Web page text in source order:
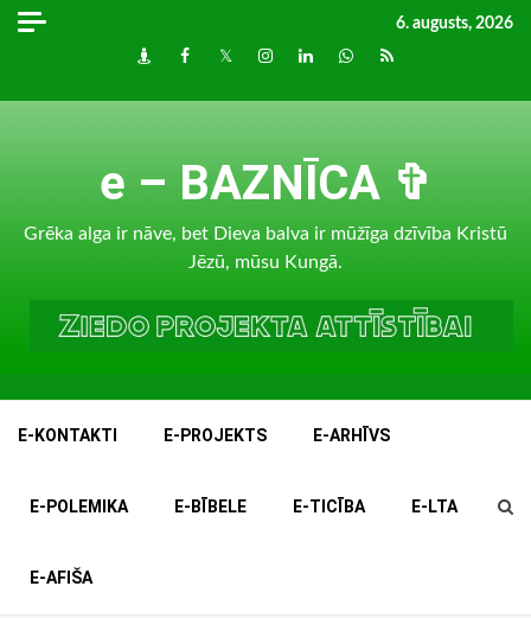
Skip
6. augusts, 2026
DraugiemFacebook
TwitterInstagram
LinkedInwhatsapp
RSS
e – BAZNĪCA ✞
Grēka alga ir nāve, bet Dieva balva ir mūžīga dzīvība Kristū
Jēzū, mūsu Kungā.
E-KONTAKTI E-PROJEKTS E-ARHĪVS
E-POLEMIKA E-BĪBELE E-TICĪBA E-LTA
E-AFIŠA